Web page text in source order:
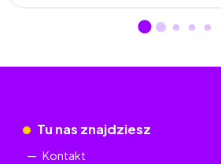
Tu nas znajdziesz
Kontakt